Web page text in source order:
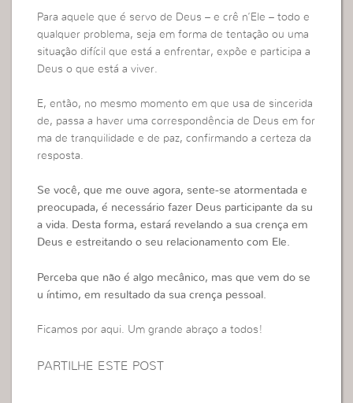
Para aquele que é servo de Deus – e crê n’Ele – todo e
qualquer problema, seja em forma de tentação ou uma
situação difícil que está a enfrentar, expõe e participa a
Deus o que está a viver.
E, então, no mesmo momento em que usa de sincerida
de, passa a haver uma correspondência de Deus em for
ma de tranquilidade e de paz, confirmando a certeza da
resposta.
Se você, que me ouve agora, sente-se atormentada e
preocupada, é necessário fazer Deus participante da su
a vida. Desta forma, estará revelando a sua crença em
Deus e estreitando o seu relacionamento com Ele.
Perceba que não é algo mecânico, mas que vem do se
u íntimo, em resultado da sua crença pessoal.
Ficamos por aqui. Um grande abraço a todos!
PARTILHE ESTE POST